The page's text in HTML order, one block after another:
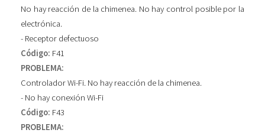
No hay reacción de la chimenea. No hay control posible por la
electrónica.
- Receptor defectuoso
Código: F41
PROBLEMA:
Controlador Wi-Fi. No hay reacción de la chimenea.
- No hay conexión Wi-Fi
Código: F43
PROBLEMA: